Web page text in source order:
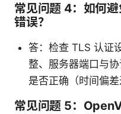
常见问题 4：如何
错误？
答：检查 TLS 认证
整、服务器端口与
是否正确（时间偏
常见问题 5：